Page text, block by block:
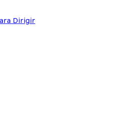
Dirigir